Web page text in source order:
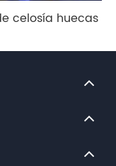
celosía huecas